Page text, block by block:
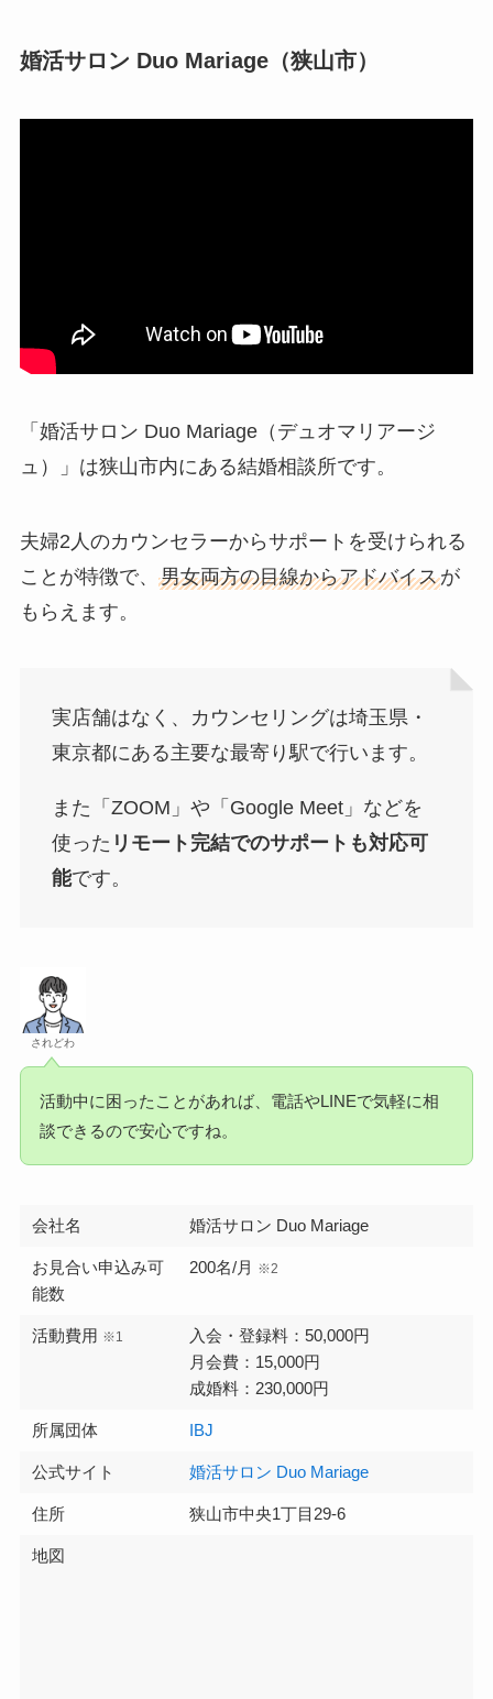
婚活サロン Duo Mariage（狭山市）
「婚活サロン Duo Mariage（デュオマリアージ
ュ）」は狭山市内にある結婚相談所です。
夫婦2人のカウンセラーからサポートを受けられる
ことが特徴で、 男女両方の目線からアドバイスが
もらえます。
実店舗はなく、カウンセリングは埼玉県・
東京都にある主要な最寄り駅で行います。
また「ZOOM」や「Google Meet」などを
使った リモート完結でのサポートも対応可
能です。
されどわ
活動中に困ったことがあれば、電話やLINEで気軽に相
談できるので安心ですね。
会社名 婚活サロン Duo Mariage
お見合い申込み可
能数
200名/月 ※2
活動費用 ※1
入会・登録料：50,000円
月会費：15,000円
成婚料：230,000円
所属団体 IBJ
公式サイト 婚活サロン Duo Mariage
住所 狭山市中央1丁目29-6
地図